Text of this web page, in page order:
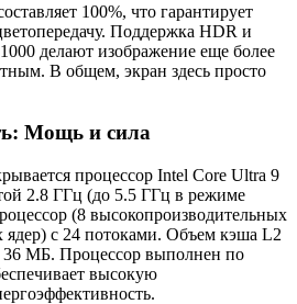
100%, что гарантирует
Поддержка HDR и
делают изображение еще более
В общем, экран здесь просто
Мощь и сила
процессор Intel Core Ultra 9
2.8 ГГц (до 5.5 ГГц в режиме
(8 высокопроизводительных
ядер) с 24 потоками. Объем кэша L2
36 МБ. Процессор выполнен по
высокую